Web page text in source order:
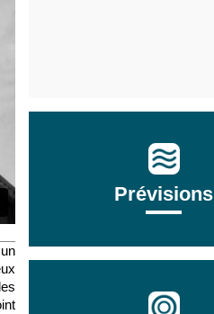
Prévisions